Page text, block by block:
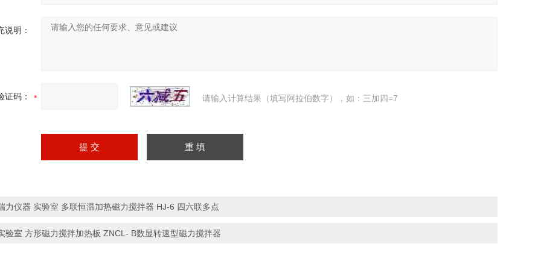
说明：
证码： 请输入计算结果（填写阿拉伯数字），如：三加四=7
力仪器 实验室 多联恒温加热磁力搅拌器 HJ-6 四六联多点
验室 方形磁力搅拌加热板 ZNCL- B数显转速型磁力搅拌器